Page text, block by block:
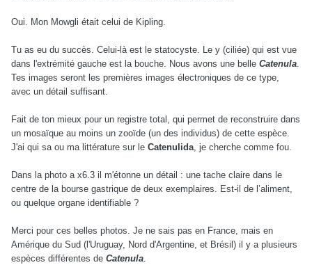
Oui. Mon Mowgli était celui de Kipling.
Tu as eu du succès. Celui-là est le statocyste. Le y (ciliée) qui est vue
dans l'extrémité gauche est la bouche. Nous avons une belle Catenula.
Tes images seront les premières images électroniques de ce type,
avec un détail suffisant.
Fait de ton mieux pour un registre total, qui permet de reconstruire dans
un mosaïque au moins un zooïde (un des individus) de cette espèce.
J'ai qui sa ou ma littérature sur le Catenulida, je cherche comme fou.
Dans la photo a x6.3 il m'étonne un détail : une tache claire dans le
centre de la bourse gastrique de deux exemplaires. Est-il de l’aliment,
ou quelque organe identifiable ?
Merci pour ces belles photos. Je ne sais pas en France, mais en
Amérique du Sud (l'Uruguay, Nord d'Argentine, et Brésil) il y a plusieurs
espèces différentes de Catenula.